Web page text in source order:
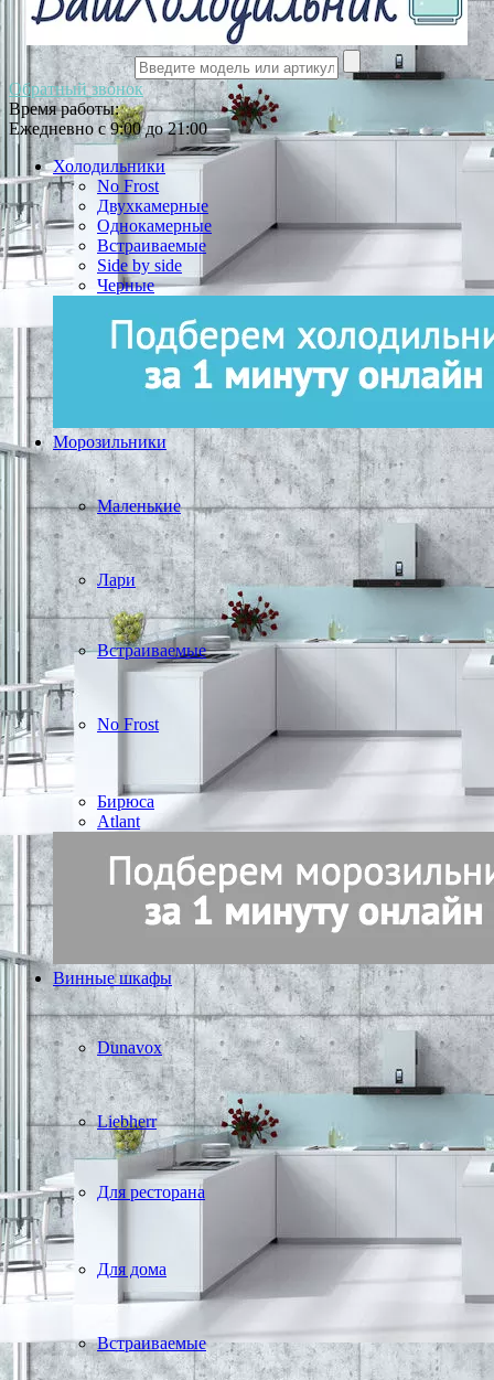
Обратный звонок
Время работы:
Ежедневно с 9:00 до 21:00
Холодильники
No Frost
Двухкамерные
Однокамерные
Встраиваемые
Side by side
Черные
Морозильники
Маленькие
Лари
Встраиваемые
No Frost
Бирюса
Atlant
Винные шкафы
Dunavox
Liebherr
Для ресторана
Для дома
Встраиваемые